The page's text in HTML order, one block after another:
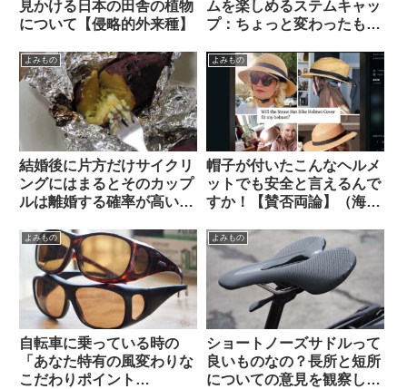
見かける日本の田舎の植物
について【侵略的外来種】
ムを楽しめるステムキャッ
プ：ちょっと変わったもの
た【ギフトにも好適】
よみもの
結婚後に片方だけサイクリ
ングにはまるとそのカップ
ルは離婚する確率が高い？
よみもの
帽子が付いたこんなヘルメ
ットでも安全と言えるんで
すか！【賛否両論】（海外
よみもの
自転車に乗っている時の
「あなた特有の風変わりな
こだわりポイント
よみもの
ショートノーズサドルって
良いものなの？長所と短所
についての意見を観察して